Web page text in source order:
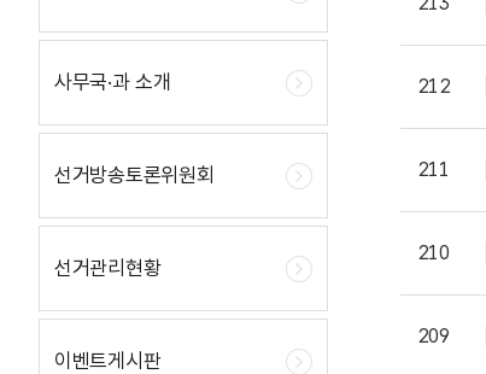
사무국·과 소개
선거방송토론위원회
선거관리현황
이벤트게시판
212
211
210
209